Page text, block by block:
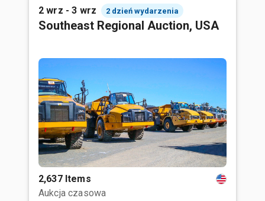
2 wrz - 3 wrz 2 dzień wydarzenia
Southeast Regional Auction, USA
2,637 Items
Aukcja czasowa